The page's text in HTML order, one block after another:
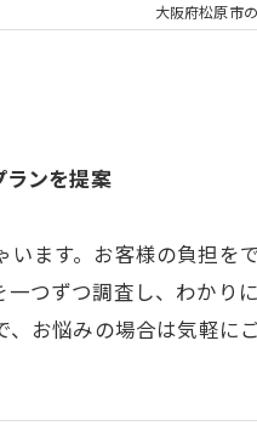
大阪府松原市
ンを提案
ます。お客様の負担を
つずつ調査し、わかり
お悩みの場合は気軽に